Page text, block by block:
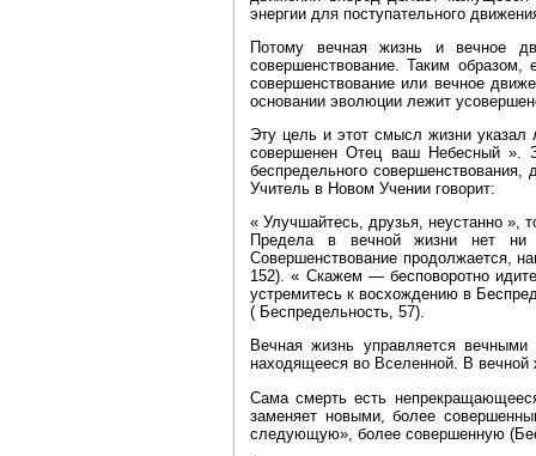
энергии для поступательного
Потому вечная жизнь и вечное
совершенствование. Таким
совершенствование или вечное
основании эволюции лежит
Эту цель и этот смысл жизни
совершенен Отец ваш Небесный ».
беспредельного
Учитель в Новом Учении говорит:
« Улучшайтесь, друзья, неустанно »,
Предела в вечной жизни нет
Совершенствование продолжается,
152). « Скажем — бесповоротно
устремитесь к восхождению в
( Беспредельность, 57).
Вечная жизнь управляется
находящееся во Вселенной. В вечной
Сама смерть есть
заменяет новыми, более
следующую», более совершенную